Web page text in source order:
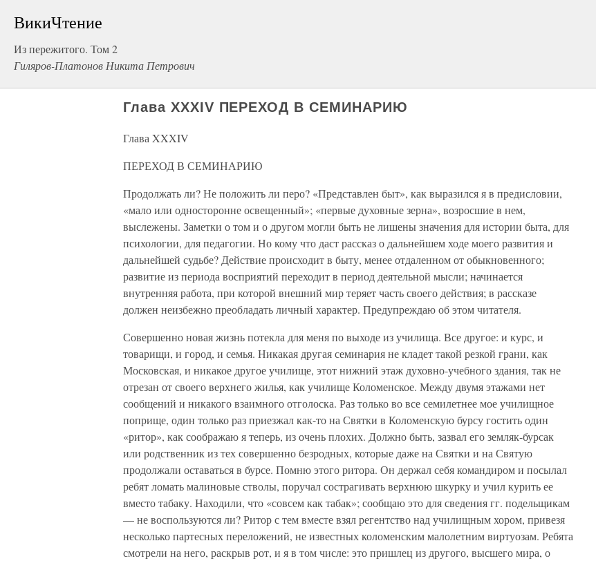
ВикиЧтение
Из пережитого. Том 2
Гиляров-Платонов Никита Петрович
Глава XXXIV ПЕРЕХОД В СЕМИНАРИЮ
Глава XXXIV
ПЕРЕХОД В СЕМИНАРИЮ
Продолжать ли? Не положить ли перо? «Представлен быт», как выразился я в предисловии,
«мало или односторонне освещенный»; «первые духовные зерна», возросшие в нем,
выслежены. Заметки о том и о другом могли быть не лишены значения для истории быта, для
психологии, для педагогии. Но кому что даст рассказ о дальнейшем ходе моего развития и
дальнейшей судьбе? Действие происходит в быту, менее отдаленном от обыкновенного;
развитие из периода восприятий переходит в период деятельной мысли; начинается
внутренняя работа, при которой внешний мир теряет часть своего действия; в рассказе
должен неизбежно преобладать личный характер. Предупреждаю об этом читателя.
Совершенно новая жизнь потекла для меня по выходе из училища. Все другое: и курс, и
товарищи, и город, и семья. Никакая другая семинария не кладет такой резкой грани, как
Московская, и никакое другое училище, этот нижний этаж духовно-учебного здания, так не
отрезан от своего верхнего жилья, как училище Коломенское. Между двумя этажами нет
сообщений и никакого взаимного отголоска. Раз только во все семилетнее мое училищное
поприще, один только раз приезжал как-то на Святки в Коломенскую бурсу гостить один
«ритор», как соображаю я теперь, из очень плохих. Должно быть, зазвал его земляк-бурсак
или родственник из тех совершенно безродных, которые даже на Святки и на Святую
продолжали оставаться в бурсе. Помню этого ритора. Он держал себя командиром и посылал
ребят ломать малиновые стволы, поручал сострагивать верхнюю шкурку и учил курить ее
вместо табаку. Находили, что «совсем как табак»; сообщаю это для сведения гг. подельщикам
— не воспользуются ли? Ритор с тем вместе взял регентство над училищным хором, привезя
несколько партесных переложений, не известных коломенским малолетним виртуозам. Ребята
смотрели на него, раскрыв рот, и я в том числе: это пришлец из другого, высшего мира, о